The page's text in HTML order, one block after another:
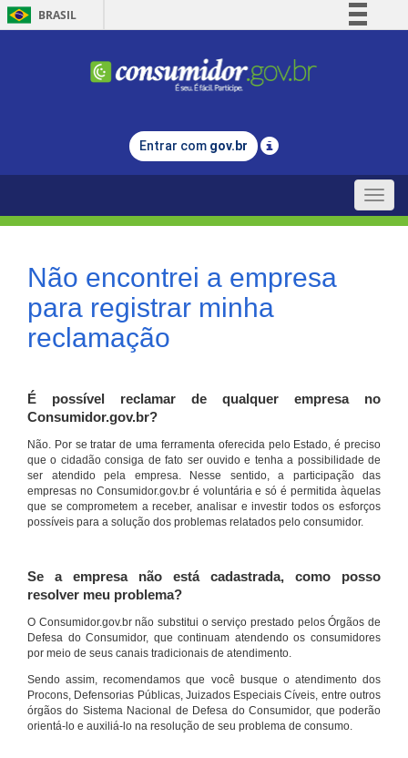
BRASIL
Comunica BR
Legislação
Entrar com gov.br
Toggle
Não encontrei a empresa
para registrar minha
reclamação
É possível reclamar de qualquer empresa no
Consumidor.gov.br?
Não. Por se tratar de uma ferramenta oferecida pelo Estado, é preciso
que o cidadão consiga de fato ser ouvido e tenha a possibilidade de
ser atendido pela empresa. Nesse sentido, a participação das
empresas no Consumidor.gov.br é voluntária e só é permitida àquelas
que se comprometem a receber, analisar e investir todos os esforços
possíveis para a solução dos problemas relatados pelo consumidor.
Se a empresa não está cadastrada, como posso
resolver meu problema?
O Consumidor.gov.br não substitui o serviço prestado pelos Órgãos de
Defesa do Consumidor, que continuam atendendo os consumidores
por meio de seus canais tradicionais de atendimento.
Sendo assim, recomendamos que você busque o atendimento dos
Procons, Defensorias Públicas, Juizados Especiais Cíveis, entre outros
órgãos do Sistema Nacional de Defesa do Consumidor, que poderão
orientá-lo e auxiliá-lo na resolução de seu problema de consumo.